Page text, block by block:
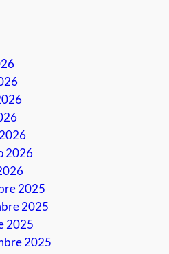
2026
2025
2025
2025
2025